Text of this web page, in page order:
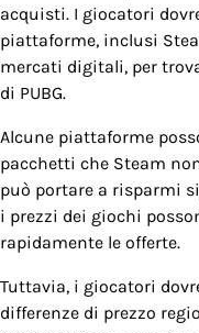
acquisti. I giocatori
piattaforme, inclusi
mercati digitali, per
di PUBG.
Alcune piattaforme
pacchetti che Steam
può portare a risparmi
i prezzi dei giochi
rapidamente le offerte.
Tuttavia, i giocatori
differenze di prezzo